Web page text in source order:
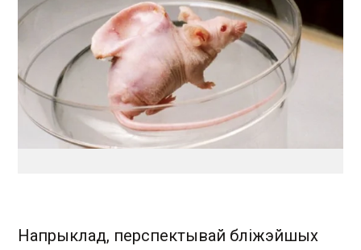
Напрыклад, перспектывай бліжэйшых